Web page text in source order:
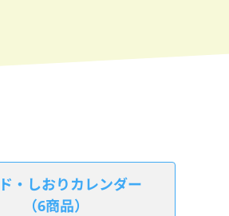
・しおりカレンダー
（6商品）